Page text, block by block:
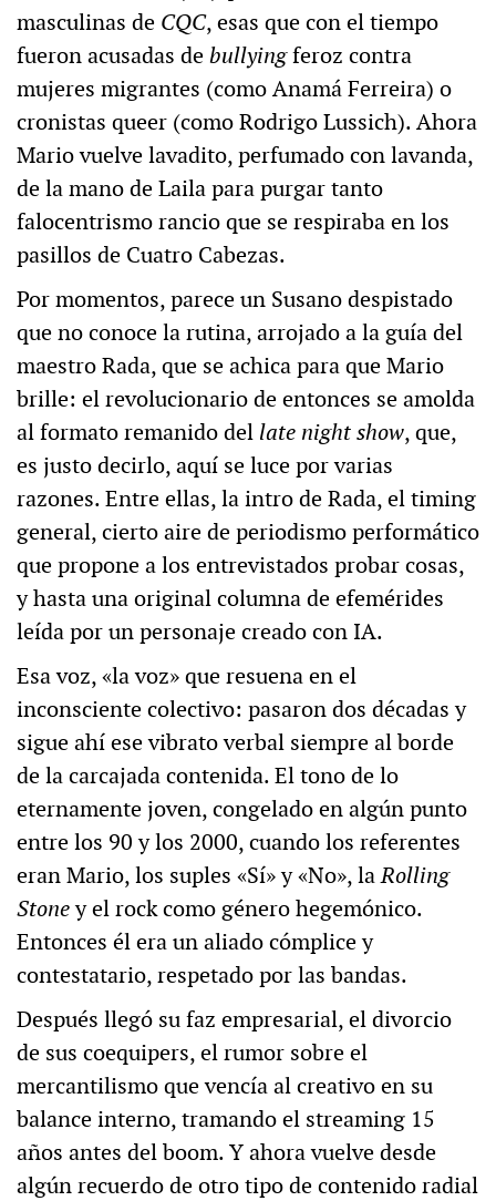
masculinas de CQC, esas que con el tiempo
fueron acusadas debullyingferoz contra
mujeres migrantes (como Anamá Ferreira) o
cronistas queer (como Rodrigo Lussich). Ahora
Mario vuelve lavadito, perfumado con lavanda,
de la mano de Laila para purgar tanto
falocentrismo rancio que se respiraba en los
pasillos de Cuatro Cabezas.
Por momentos, parece un Susano despistado
que no conoce la rutina, arrojado a la guía del
maestro Rada, que se achica para que Mario
brille: el revolucionario de entonces se amolda
al formato remanido del late night show, que,
es justo decirlo, aquí se luce por varias
razones. Entre ellas, la intro de Rada, el timing
general, cierto aire de periodismo performático
que propone a los entrevistados probar cosas,
y hasta una original columna de efemérides
leída por un personaje creado con IA.
Esa voz, «la voz» que resuena en el
inconsciente colectivo: pasaron dos décadas y
sigue ahí ese vibrato verbal siempre al borde
de la carcajada contenida. El tono de lo
eternamente joven, congelado en algún punto
entre los 90 y los 2000, cuando los referentes
eran Mario, los suples «Sí» y «No», laRolling
Stoney el rock como género hegemónico.
Entonces él era un aliado cómplice y
contestatario, respetado por las bandas.
Después llegó su faz empresarial, el divorcio
de sus coequipers, el rumor sobre el
mercantilismo que vencía al creativo en su
balance interno, tramando el streaming 15
años antes del boom. Y ahora vuelve desde
algún recuerdo de otro tipo de contenido radial